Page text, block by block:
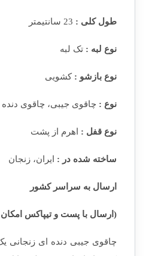
طول کلی :
نوع لبه : تک لبه
نوع بازشو : کشویی
نوع : چاقوی جیبی، چاقوی دنده
نوع قفل : اهرم از پشت
ساخته شده در : ایران، زنجان
ارسال به سراسر کشور
(ارسال با پست و تیپاکس
چاقوی جیبی دنده ای زنجانی